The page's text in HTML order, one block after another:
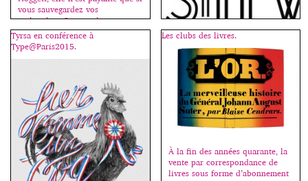
vous sauvegardez vos
recherches. On peut la
télécharger ici
: www.typesample.com.
[…]
La connotation est un point
essentiel en typographie ; bien
sûr, un texte doit d’abord être lu
mais son apparence va aussi
suggérer, évoquer, installer
nombre de références. Le choix
du caractère permet de situer
esthétique, un ton – comme on
parle du ton de la voix – une
[…]
Tyrsa en conférence à
Type@Paris2015.
Les clubs des livres.
À la fin des années quarante, la
vente par correspondance de
livres sous forme d’abonnement